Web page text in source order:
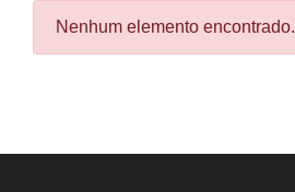
Nenhum elemento encontrado.